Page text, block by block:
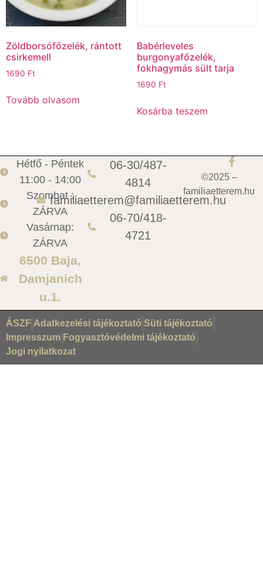
Zöldborsófőzelék, rántott
csirkemell
1690 Ft
Tovább olvasom
Babérleveles
burgonyafőzelék,
fokhagymás sült tarja
1690 Ft
Kosárba teszem
Hétfő - Péntek
11:00 - 14:00
Szombat :
ZÁRVA
Vasárnap:
ZÁRVA
6500 Baja,
Damjanich
u.1.
06-30/487-
4814
familiaetterem@familiaetterem.hu
06-70/418-
4721
©2025 –
familiaetterem.hu
ÁSZF Adatkezelési tájékoztató Süti tájékoztató
Impresszum Fogyasztóvédelmi tájékoztató
Jogi nyilatkozat